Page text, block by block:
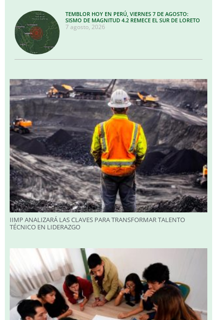
TEMBLOR HOY EN PERÚ, VIERNES 7 DE AGOSTO:
SISMO DE MAGNITUD 4.2 REMECE EL SUR DE LORETO
7 agosto, 2026
IIMP ANALIZARÁ LAS CLAVES PARA TRANSFORMAR TALENTO
TÉCNICO EN LIDERAZGO